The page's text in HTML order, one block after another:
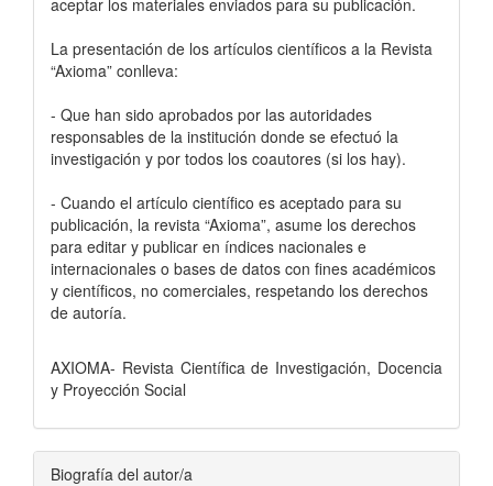
aceptar los materiales enviados para su publicación.
La presentación de los artículos científicos a la Revista
“Axioma” conlleva:
- Que han sido aprobados por las autoridades
responsables de la institución donde se efectuó la
investigación y por todos los coautores (si los hay).
- Cuando el artículo científico es aceptado para su
publicación, la revista “Axioma”, asume los derechos
para editar y publicar en índices nacionales e
internacionales o bases de datos con fines académicos
y científicos, no comerciales, respetando los derechos
de autoría.
AXIOMA- Revista Científica de Investigación, Docencia
y Proyección Social
Biografía del autor/a